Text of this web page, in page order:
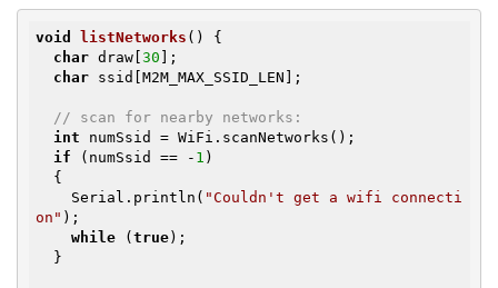
void listNetworks ()
{
char draw[ 30 ];
char ssid[M2M_MAX_SSID_LEN];
// scan for nearby networks:
int numSsid = WiFi.scanNetworks();
if (numSsid == - 1 )
    Serial.println(
"Couldn't get a wifi connecti
on" );
while ( true);